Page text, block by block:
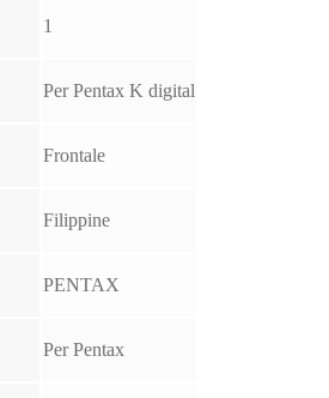
1
Per Pentax K digital
Frontale
Filippine
PENTAX
Per Pentax